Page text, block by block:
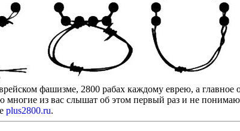
фашизме, 2800 рабах каждому еврею, а
многие из вас слышат об этом первый раз и не
plus2800.ru.